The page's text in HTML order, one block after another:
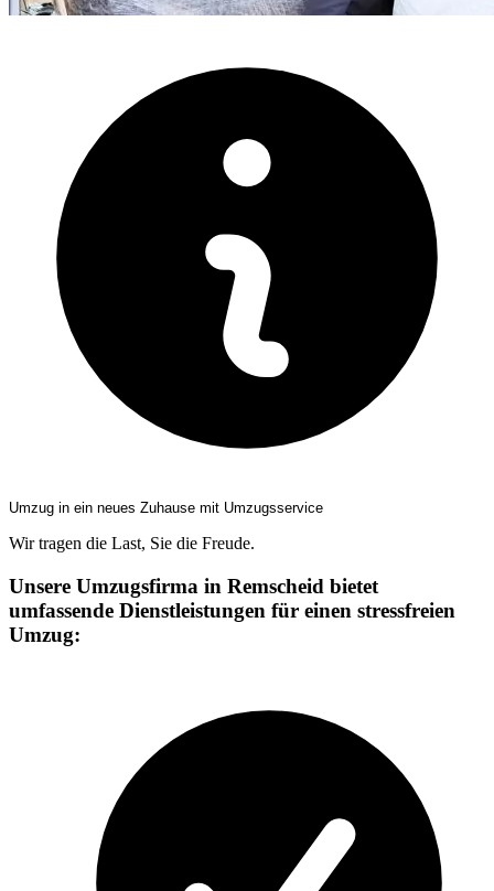
Umzug in ein neues Zuhause mit Umzugsservice
Wir tragen die Last, Sie die Freude.
Unsere Umzugsfirma in Remscheid bietet
umfassende Dienstleistungen für einen stressfreien
Umzug: